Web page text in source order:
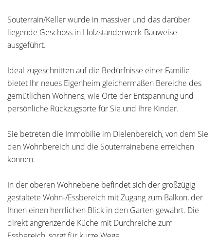
Souterrain/Keller wurde in massiver und das darüber
liegende Geschoss in Holzständerwerk-Bauweise
ausgeführt.
Ideal zugeschnitten auf die Bedürfnisse einer Familie
bietet Ihr neues Eigenheim gleichermaßen Bereiche des
gemütlichen Wohnens, wie Orte der Entspannung und
persönliche Rückzugsorte für Sie und Ihre Kinder.
Sie betreten die Immobilie im Dielenbereich, von dem Sie
den Wohnbereich und die Souterrainebene erreichen
können.
In der oberen Wohnebene befindet sich der großzügig
gestaltete Wohn-/Essbereich mit Zugang zum Balkon, der
Ihnen einen herrlichen Blick in den Garten gewährt. Die
direkt angrenzende Küche mit Durchreiche zum